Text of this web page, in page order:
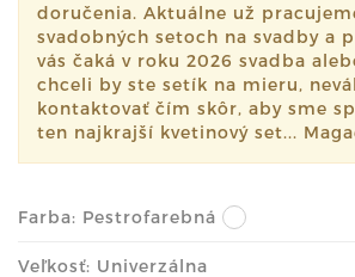
doručenia. Aktuálne už
svadobných setoch na svadby a
vás čaká v roku 2026 svadba
chceli by ste setík na mieru,
kontaktovať čím skôr, aby sme
ten najkrajší kvetinový set...
Farba: Pestrofarebná
Veľkosť: Univerzálna